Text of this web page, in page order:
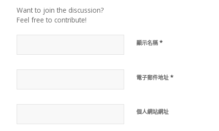
Want to join the discussion?
Feel free to contribute!
顯示名稱 *
電子郵件地址 *
個人網站網址